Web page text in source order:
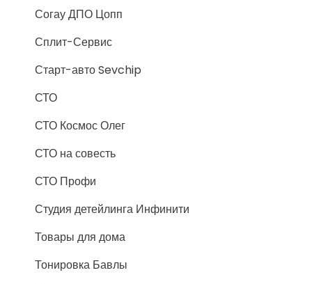
Согау ДПО Цопп
Сплит-Сервис
Старт-авто Sevchip
СТО
СТО Космос Олег
СТО на совесть
СТО Профи
Студия детейлинга Инфинити
Товары для дома
Тонировка Бавлы